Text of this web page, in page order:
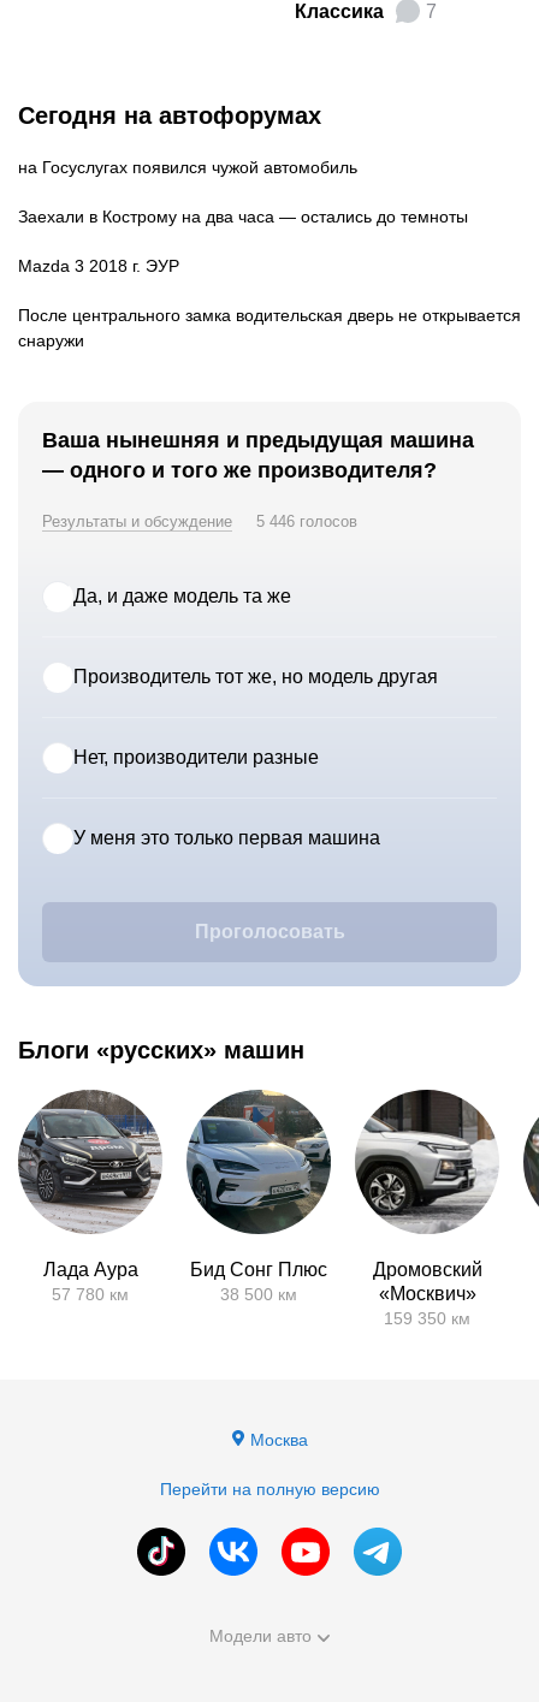
Классика
7
Сегодня на автофорумах
на Госуслугах появился чужой автомобиль
Заехали в Кострому на два часа — остались до темноты
Mazda 3 2018 г. ЭУР
После центрального замка водительская дверь не открывается
снаружи
Ваша нынешняя и предыдущая машина
— одного и того же производителя?
Результаты и обсуждение 5 446 голосов
Да, и даже модель та же
Производитель тот же, но модель другая
Нет, производители разные
У меня это только первая машина
Проголосовать
Блоги «русских» машин
Лада Аура
57 780 км
Бид Сонг Плюс
38 500 км
Дромовский
«Москвич»
159 350 км
Москва
Перейти на полную версию
Модели авто